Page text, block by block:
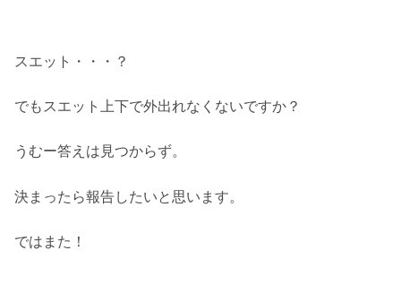
スエット・・・？
でもスエット上下で外出れなくないですか？
うむー答えは見つからず。
決まったら報告したいと思います。
ではまた！